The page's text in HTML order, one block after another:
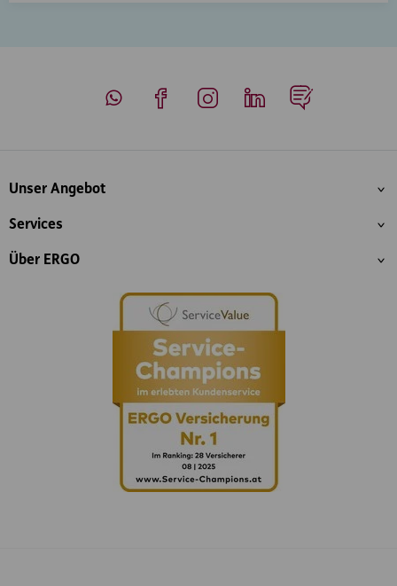
Inhaltsübersicht
Unser Angebot
Services
Über ERGO